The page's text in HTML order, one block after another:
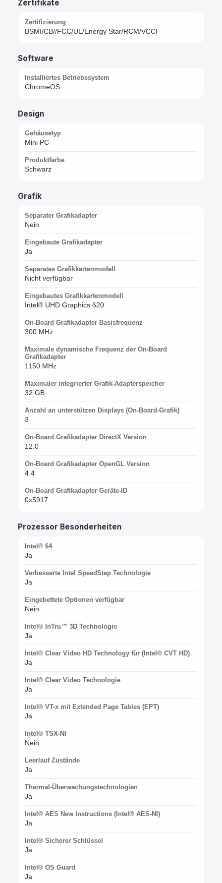
Zertifikate
Zertifizierung
BSMI/CB//FCC/UL/Energy Star/RCM/VCCI
Software
Installiertes Betriebssystem
ChromeOS
Design
Gehäusetyp
Mini PC
Produktfarbe
Schwarz
Grafik
Separater Grafikadapter
Nein
Eingebaute Grafikadapter
Ja
Separates Grafikkartenmodell
Nicht verfügbar
Eingebautes Grafikkartenmodell
Intel® UHD Graphics 620
On-Board Grafikadapter Basisfrequenz
300 MHz
Maximale dynamische Frequenz der On-Board
Grafikadapter
1150 MHz
Maximaler integrierter Grafik-Adapterspeicher
32 GB
Anzahl an unterstützen Displays (On-Board-Grafik)
3
On-Board Grafikadapter DirectX Version
12.0
On-Board Grafikadapter OpenGL Version
4.4
On-Board Grafikadapter Geräte-ID
0x5917
Prozessor Besonderheiten
Intel® 64
Ja
Verbesserte Intel SpeedStep Technologie
Ja
Eingebettete Optionen verfügbar
Nein
Intel® InTru™ 3D Technologie
Ja
Intel® Clear Video HD Technology für (Intel® CVT HD)
Ja
Intel® Clear Video Technologie
Ja
Intel® VT-x mit Extended Page Tables (EPT)
Ja
Intel® TSX-NI
Nein
Leerlauf Zustände
Ja
Thermal-Überwachungstechnologien
Ja
Intel® AES New Instructions (Intel® AES-NI)
Ja
Intel® Sicherer Schlüssel
Ja
Intel® OS Guard
Ja